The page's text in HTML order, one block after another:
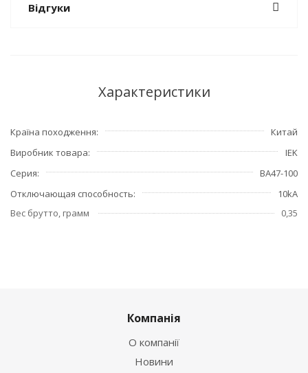
Відгуки
Характеристики
Країна походження
Китай
Виробник товара
IEK
Серия
ВА47-100
Отключающая способность
10kA
Вес брутто, грамм
0,35
Компанія
О компанії
Новини